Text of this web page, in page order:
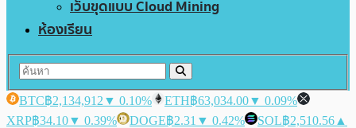
เว็บขุดแบบ Cloud Mining
ห้องเรียน
BTC฿2,134,912 ▼ 0.10% ETH฿63,034.00▼ 0.09%
XRP฿34.10▼ 0.39% DOGE฿2.31 ▼ 0.42% SOL฿2,510.56 ▲